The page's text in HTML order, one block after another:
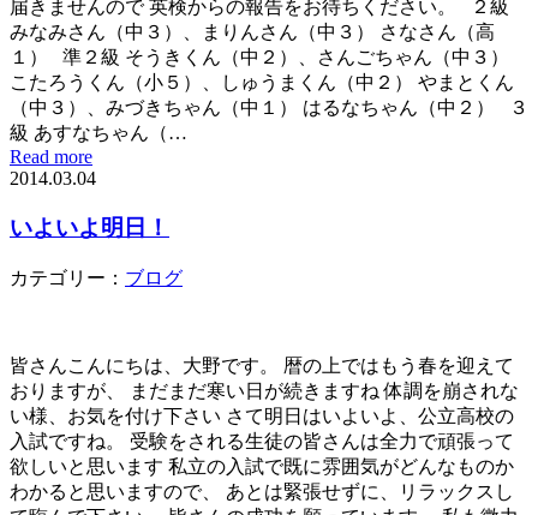
届きませんので 英検からの報告をお待ちください。 ２級
みなみさん（中３）、まりんさん（中３） さなさん（高
１） 準２級 そうきくん（中２）、さんごちゃん（中３）
こたろうくん（小５）、しゅうまくん（中２） やまとくん
（中３）、みづきちゃん（中１） はるなちゃん（中２） ３
級 あすなちゃん（…
Read more
2014.03.04
いよいよ明日！
カテゴリー： ブログ
皆さんこんにちは、大野です。 暦の上ではもう春を迎えて
おりますが、 まだまだ寒い日が続きますね 体調を崩されな
い様、お気を付け下さい さて明日はいよいよ、公立高校の
入試ですね。 受験をされる生徒の皆さんは全力で頑張って
欲しいと思います 私立の入試で既に雰囲気がどんなものか
わかると思いますので、 あとは緊張せずに、リラックスし